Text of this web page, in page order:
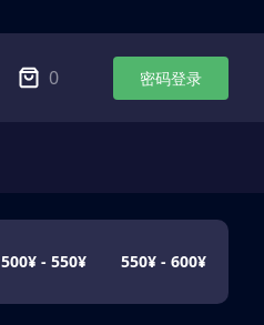
0 密码登录
500¥ - 550¥ 550¥ - 600¥